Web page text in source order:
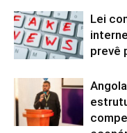
Lei
prevê